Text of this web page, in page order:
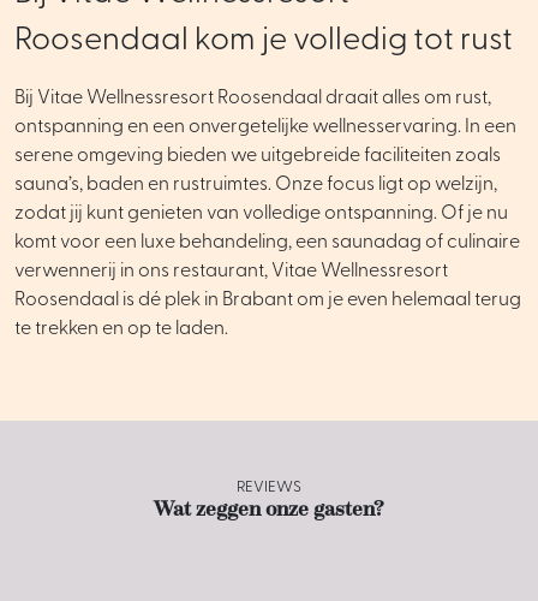
Roosendaal kom je volledig tot rust
Bij Vitae Wellnessresort Roosendaal draait alles om rust,
ontspanning en een onvergetelijke wellnesservaring. In een
serene omgeving bieden we uitgebreide faciliteiten zoals
sauna’s, baden en rustruimtes. Onze focus ligt op welzijn,
zodat jij kunt genieten van volledige ontspanning. Of je nu
komt voor een luxe behandeling, een saunadag of culinaire
verwennerij in ons restaurant, Vitae Wellnessresort
Roosendaal is dé plek in Brabant om je even helemaal terug
te trekken en op te laden.
REVIEWS
Wat zeggen onze gasten?